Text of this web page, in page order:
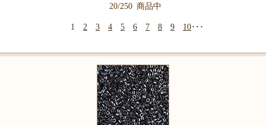
20/250 商品中
1 2 3 4 5 6 7 8 9 10･･･